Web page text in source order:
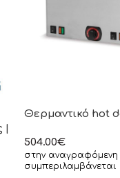
Θερμαντικό hot
504.00€
στην αναγραφόμενη